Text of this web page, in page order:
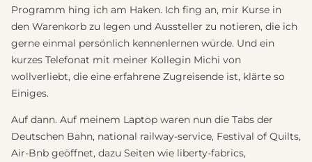
Programm hing ich am Haken. Ich fing an, mir Kurse in
den Warenkorb zu legen und Aussteller zu notieren, die ich
gerne einmal persönlich kennenlernen würde. Und ein
kurzes Telefonat mit meiner Kollegin Michi von
wollverliebt, die eine erfahrene Zugreisende ist, klärte so
Einiges.
Auf dann. Auf meinem Laptop waren nun die Tabs der
Deutschen Bahn, national railway-service, Festival of Quilts,
Air-Bnb geöffnet, dazu Seiten wie liberty-fabrics,